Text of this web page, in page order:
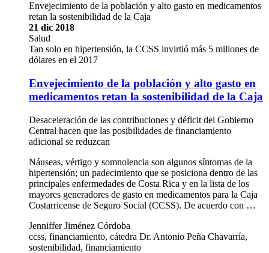
Envejecimiento de la población y alto gasto en medicamentos
retan la sostenibilidad de la Caja
21 dic 2018
Salud
Tan solo en hipertensión, la CCSS invirtió más 5 millones de
dólares en el 2017
Envejecimiento de la población y alto gasto en
medicamentos retan la sostenibilidad de la Caja
Desaceleración de las contribuciones y déficit del Gobierno
Central hacen que las posibilidades de financiamiento
adicional se reduzcan
Náuseas, vértigo y somnolencia son algunos síntomas de la
hipertensión; un padecimiento que se posiciona dentro de las
principales enfermedades de Costa Rica y en la lista de los
mayores generadores de gasto en medicamentos para la Caja
Costarricense de Seguro Social (CCSS). De acuerdo con …
Jenniffer Jiménez Córdoba
ccss, financiamiento, cátedra Dr. Antonio Peña Chavarría,
sostenibilidad, financiamiento